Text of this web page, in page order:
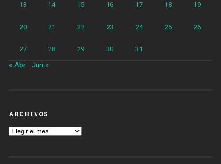
13 14 15 16 17 18 19
20 21 22 23 24 25 26
27 28 29 30 31
« Abr Jun »
ARCHIVOS
Archivos